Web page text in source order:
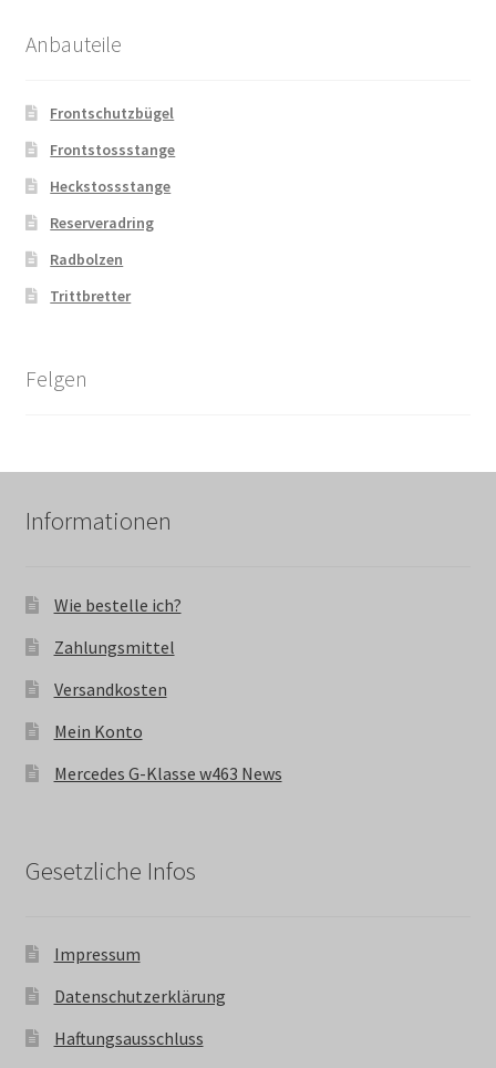
Anbauteile
Frontschutzbügel
Frontstossstange
Heckstossstange
Reserveradring
Radbolzen
Trittbretter
Felgen
Informationen
Wie bestelle ich?
Zahlungsmittel
Versandkosten
Mein Konto
Mercedes G-Klasse w463 News
Gesetzliche Infos
Impressum
Datenschutzerklärung
Haftungsausschluss